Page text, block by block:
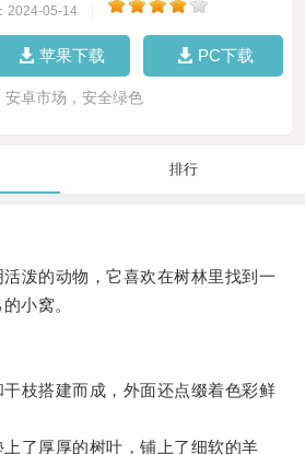
2024-05-14
苹果下载 PC下载
安卓市场，安全绿色
排行
的动物，它喜欢在树林里找到一
小窝。
搭建而成，外面还点缀着色彩鲜
厚厚的树叶，铺上了细软的羊